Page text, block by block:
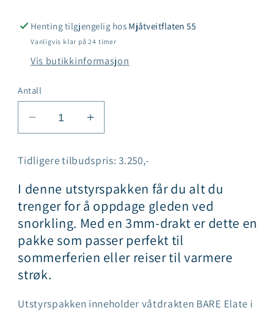
Henting tilgjengelig hos Mjåtveitflaten 55
Vanligvis klar på 24 timer
Vis butikkinformasjon
Antall
Senk
antallet
for
Utstyrspakke
snorkling
3mm,
dame
Øk
antallet
Utstyrspakke
snorkling
3mm,
dame
Tidligere tilbudspris: 3.250,-
I denne utstyrspakken får du alt du
trenger for å oppdage gleden ved
snorkling. Med en 3mm-drakt er dette en
pakke som passer perfekt til
sommerferien eller reiser til varmere
strøk.
Utstyrspakken inneholder våtdrakten BARE Elate i